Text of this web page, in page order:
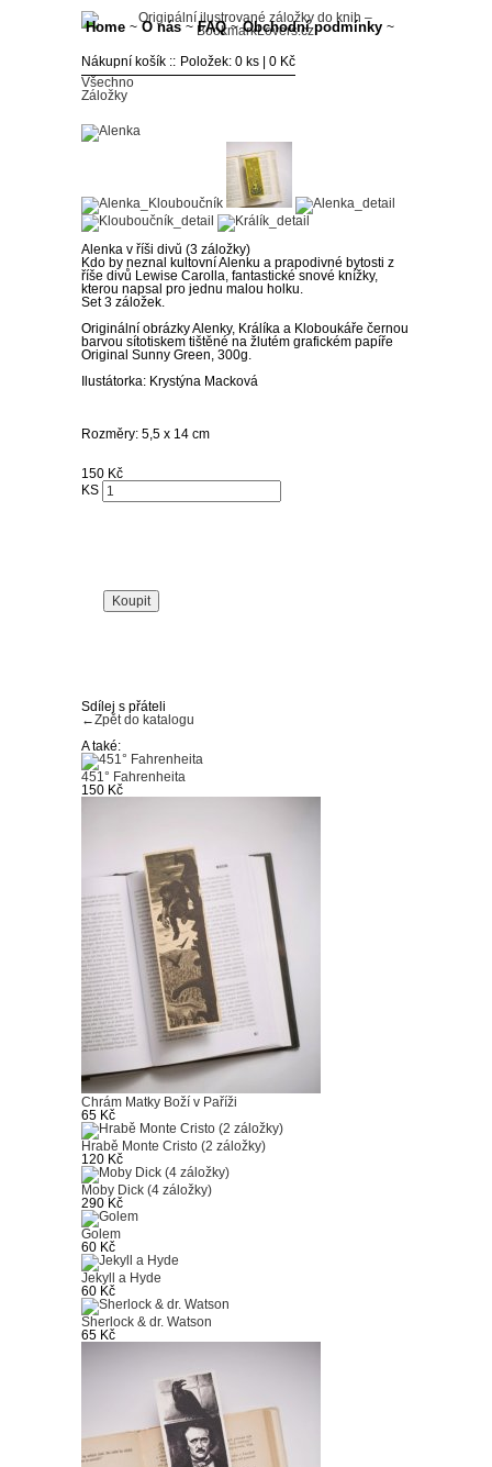
Home ~ O nás ~ FAQ ~ Obchodní podmínky ~
Kontakt
Nákupní košík
Položek: 0 ks | 0 Kč
Všechno
Záložky
Alenka v říši divů (3 záložky)
Kdo by neznal kultovní Alenku a prapodivné bytosti z
říše divů Lewise Carolla, fantastické snové knížky,
kterou napsal pro jednu malou holku.
Set 3 záložek.
Originální obrázky Alenky, Králíka a Kloboukáře černou
barvou sítotiskem tištěné na žlutém grafickém papíře
Original Sunny Green, 300g.
Ilustátorka: Krystýna Macková
Rozměry: 5,5 x 14 cm
150 Kč
KS
Sdílej s přáteli
←Zpět do katalogu
A také:
451° Fahrenheita
150 Kč
Chrám Matky Boží v Paříži
65 Kč
Hrabě Monte Cristo (2 záložky)
120 Kč
Moby Dick (4 záložky)
290 Kč
Golem
60 Kč
Jekyll a Hyde
60 Kč
Sherlock & dr. Watson
65 Kč